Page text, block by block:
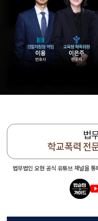
법
학교폭력 전
법무법인 오현 공식 유튜브 채널을